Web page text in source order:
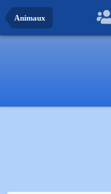
Animaux